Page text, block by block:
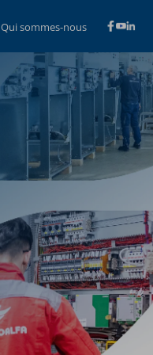
Qui sommes-nous